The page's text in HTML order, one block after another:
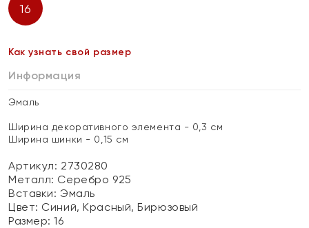
16
Как узнать свой размер
Информация
Эмаль
Ширина декоративного элемента - 0,3 см
Ширина шинки - 0,15 см
Артикул: 2730280
Металл: Серебро 925
Вставки:Эмаль
Цвет: Синий, Красный, Бирюзовый
Размер:16